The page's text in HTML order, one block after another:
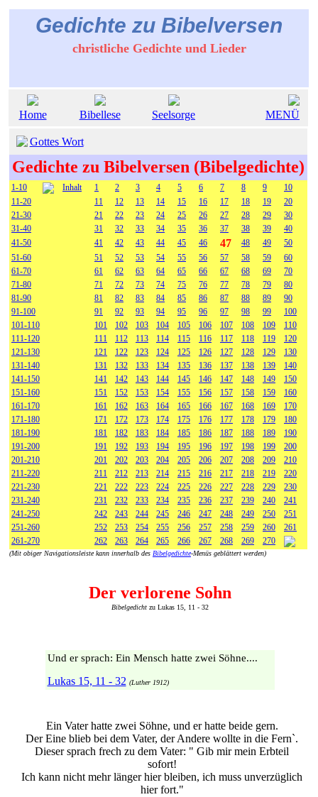
Gedichte zu Bibelversen
christliche Gedichte und Lieder
Home Bibellese Seelsorge MENÜ
Gottes Wort
Gedichte zu Bibelversen (Bibelgedichte)
1-10 Inhalt 1 2 3 4 5 6 7 8 9
10
11-20
11 12 13 14 15 16 17 18 19
20
21-30
21 22 23 24 25 26 27 28 29
30
31-40
31 32 33 34 35 36 37 38 39
40
41-50
41 42 43 44 45 46 47 48 49
50
51-60
51 52 53 54 55 56 57 58 59
60
61-70
61 62 63 64 65 66 67 68 69
70
71-80
71 72 73 74 75 76 77 78 79
80
81-90
81 82 83 84 85 86 87 88 89
90
91-100
91 92 93 94 95 96 97 98 99
100
101-110
101 102 103 104 105 106 107 108 109
110
111-120
111 112 113 114 115 116 117 118 119
120
121-130
121 122 123 124 125 126 127 128 129
130
131-140
131 132 133 134 135 136 137 138 139
140
141-150
141 142 143 144 145 146 147 148 149
150
151-160
151 152 153 154 155 156 157 158 159
160
161-170
161 162 163 164 165 166 167 168 169
170
171-180
171 172 173 174 175 176 177 178 179
180
181-190
181 182 183 184 185 186 187 188 189
190
191-200
191 192 193 194 195 196 197 198 199
200
201-210
201 202 203 204 205 206 207 208 209
210
211-220
211 212 213 214 215 216 217 218 219
220
221-230
221 222 223 224 225 226 227 228 229
230
231-240
231 232 233 234 235 236 237 239 240
241
241-250
242 243 244 245 246 247 248 249 250
251
251-260
252 253 254 255 256 257 258 259 260
261
261-270
262 263 264 265 266 267 268 269 270
(Mit obiger Navigationsleiste kann innerhalb des Bibelgedichte-Menüs geblättert werden)
Der verlorene Sohn
Bibelgedichtzu Lukas 15, 11 - 32
Und er sprach: Ein Mensch hatte zwei Söhne....
Lukas 15, 11 - 32 (Luther 1912)
Ein Vater hatte zwei Söhne, und er hatte beide gern.
Der Eine blieb bei dem Vater, der Andere wollte in die Fern`.
Dieser sprach frech zu dem Vater: " Gib mir mein Erbteil
sofort!
Ich kann nicht mehr länger hier bleiben, ich muss unverzüglich
hier fort."